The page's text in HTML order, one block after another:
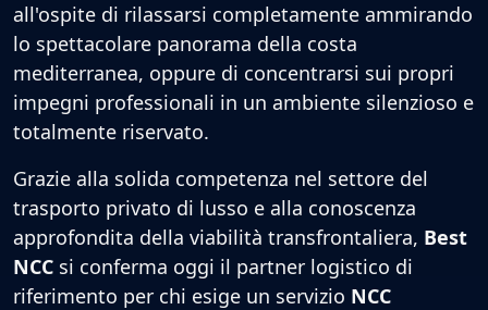
all'ospite di rilassarsi completamente ammirando
lo spettacolare panorama della costa
mediterranea, oppure di concentrarsi sui propri
impegni professionali in un ambiente silenzioso e
totalmente riservato.
Grazie alla solida competenza nel settore del
trasporto privato di lusso e alla conoscenza
approfondita della viabilità transfrontaliera, Best
NCC si conferma oggi il partner logistico di
riferimento per chi esige un servizio NCC